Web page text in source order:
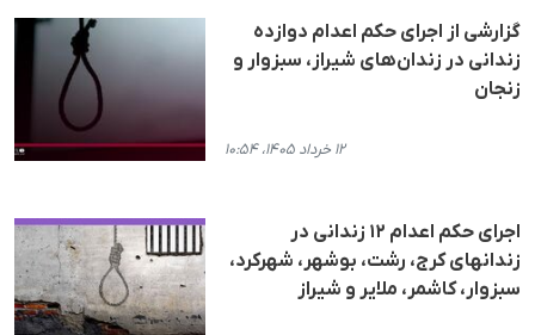
گزارشی از اجرای حکم اعدام دوازده
زندانی در زندان‌های شیراز، سبزوار و
زنجان
۱۲ خرداد ۱۴۰۵، ۱۰:۵۴
اجرای حکم اعدام ١٢ زندانی در
زندانهای کرج، رشت، بوشهر، شهرکرد،
سبزوار، کاشمر، ملایر و شیراز